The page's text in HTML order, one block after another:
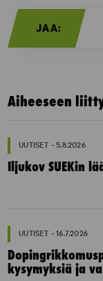
JAA:
Aiheeseen
UUTISET - 5.8.2026
Iljukov SUEKin
UUTISET - 16.7.2026
kysymyksiä ja